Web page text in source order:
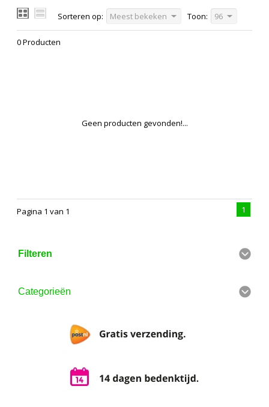
Sorteren op: Meest bekeken Toon: 96
0 Producten
Geen producten gevonden!...
Pagina 1 van 1 1
Filteren
Categorieën